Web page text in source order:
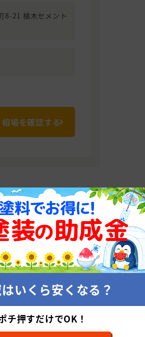
8-21 植木セメント
相場を確認する
最大限にお応えで
す。塗装やリフ
気軽にご相談く
2-18 エンブレム西
いくら安くなる？
チ押すだけでOK！